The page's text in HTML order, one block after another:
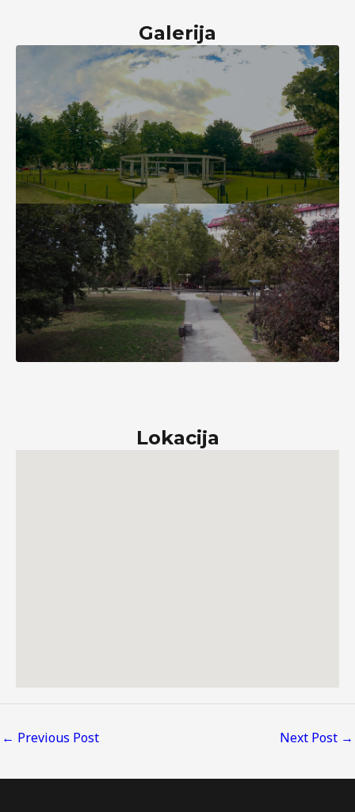
Galerija
Lokacija
← Previous Post Next Post →